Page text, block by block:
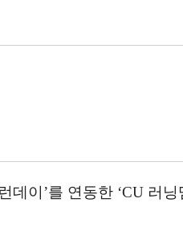
이’를 연동한 ‘CU 러닝